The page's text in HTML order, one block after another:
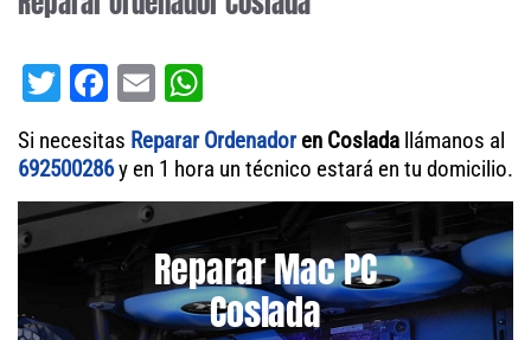
T
tt
er
Fa
ce
bo
ok
E
ail
ha
ts
A
pp
Si necesitas Reparar Ordenadoren Coslada llámanos al
692500286y en 1 hora un técnico estará en tu domicilio.
Reparar Mac PC
Coslada